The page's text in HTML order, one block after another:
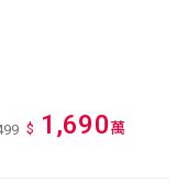
$ 1,690萬